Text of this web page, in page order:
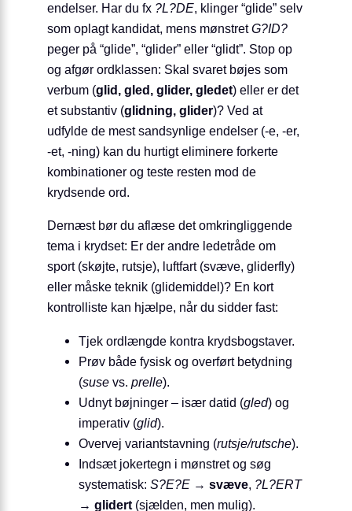
endelser. Har du fx ?L?DE, klinger “glide” selv
som oplagt kandidat, mens mønstretG?ID?
peger på “glide”, “glider” eller “glidt”. Stop op
og afgør ordklassen: Skal svaret bøjes som
verbum (glid, gled, glider, gledet) eller er det
et substantiv (glidning, glider)? Ved at
udfylde de mest sandsynlige endelser (-e, -er,
-et, -ning) kan du hurtigt eliminere forkerte
kombinationer og teste resten mod de
krydsende ord.
Dernæst bør du aflæse det omkringliggende
tema i krydset: Er der andre ledetråde om
sport (skøjte, rutsje), luftfart (svæve, gliderfly)
eller måske teknik (glidemiddel)? En kort
kontrol­liste kan hjælpe, når du sidder fast:
Tjek ordlængde kontra krydsbogstaver.
Prøv både fysisk og overført betydning
(suse vs. prelle).
Udnyt bøjninger – især datid (gled) og
imperativ (glid).
Overvej variantstavning (rutsje/rutsche).
Indsæt jokertegn i mønstret og søg
systematisk: S?E?E → svæve ?L?ERT
→ glidert (sjælden, men mulig).